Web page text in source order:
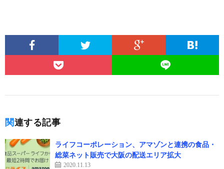
関連する記事
ライフコーポレーション、アマゾンと連携の食品・
総菜ネット販売で大阪の配送エリア拡大
2020.11.13